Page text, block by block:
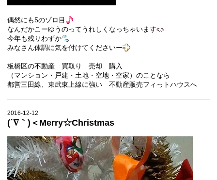
偶然にも5のゾロ目
なんだかこーゆうのってうれしくなっちゃいます
今年も残りわずか
みなさん体調に気を付けてくださいー
板橋区の不動産 買取り 売却 購入
（マンション・戸建・土地・空地・空家）のことなら
都営三田線、東武東上線に強い 不動産販売フィっトハウスへ
2016-12-12
(´∇｀)＜Merry☆Christmas